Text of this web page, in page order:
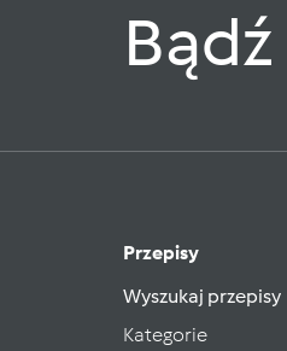
Bądź
Przepisy
Wyszukaj przepisy
Kategorie